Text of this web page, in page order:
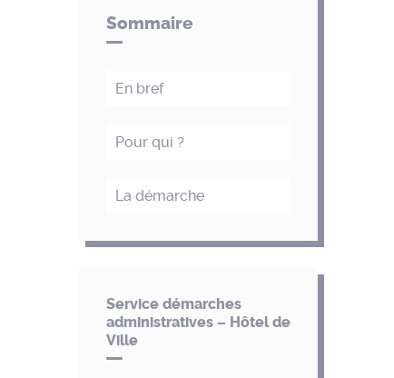
Sommaire
En bref
Pour qui ?
La démarche
Service démarches
administratives – Hôtel de
Ville